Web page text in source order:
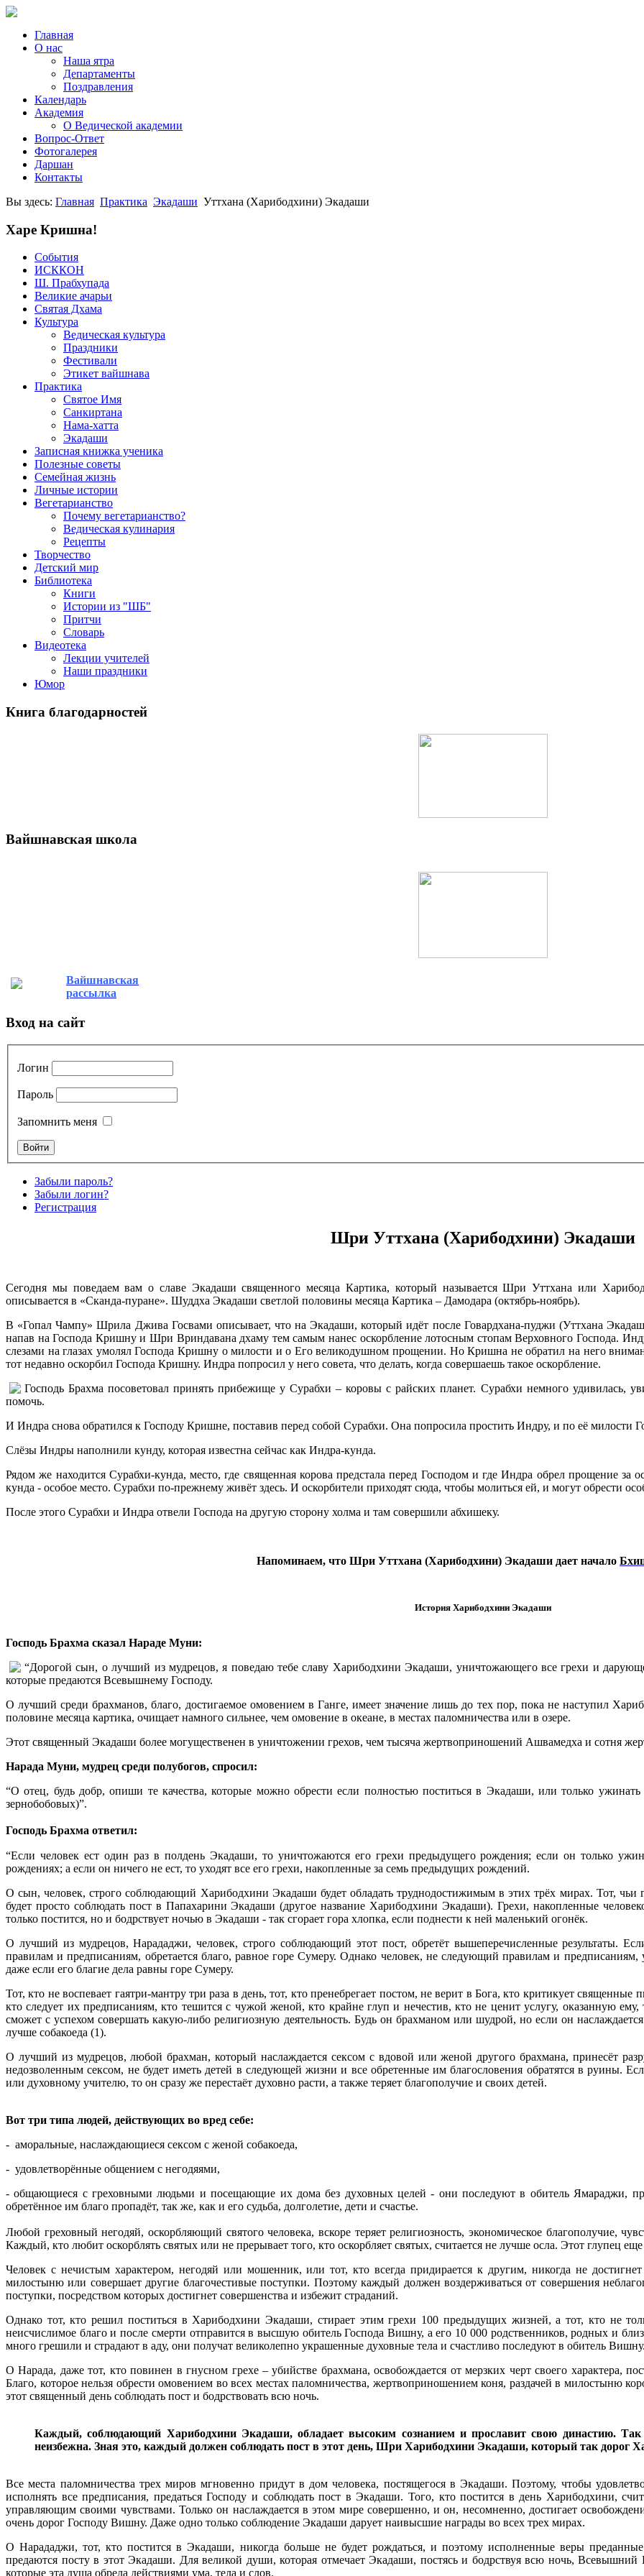
Главная
О нас
Наша ятра
Департаменты
Поздравления
Календарь
Академия
О Ведической академии
Вопрос-Ответ
Фотогалерея
Даршан
Контакты
Вы здесь: Главная Практика Экадаши Уттхана (Харибодхини) Экадаши
Харе Кришна!
События
ИСККОН
Ш. Прабхупада
Великие ачарьи
Святая Дхама
Культура
Ведическая культура
Праздники
Фестивали
Этикет вайшнава
Практика
Святое Имя
Санкиртана
Нама-хатта
Экадаши
Записная книжка ученика
Полезные советы
Семейная жизнь
Личные истории
Вегетарианство
Почему вегетарианство?
Ведическая кулинария
Рецепты
Творчество
Детский мир
Библиотека
Книги
Истории из "ШБ"
Притчи
Словарь
Видеотека
Лекции учителей
Наши праздники
Юмор
Книга благодарностей
Вайшнавская школа
Вайшнавская
рассылка
Вход на сайт
Логин
Пароль
Запомнить меня
Забыли пароль?
Забыли логин?
Регистрация
Шри Уттхана (Харибодхини) Экадаши
Cегодня мы поведаем вам о славе Экадаши священного месяца Картика, который называется Шри Уттхана или
описывается в «Сканда-пуране». Шуддха Экадаши светлой половины месяца Картика – Дамодара (октябрь-ноябрь).
В «Гопал Чампу» Шрила Джива Госвами описывает, что на Экадаши, который идёт после Говардхана-пуджи (Уттхана
напав на Господа Кришну и Шри Вриндавана дхаму тем самым нанес оскорбление лотосным стопам Верховного Господа.
слезами на глазах умолял Господа Кришну о милости и о Его великодушном прощении. Но Кришна не обратил на него
тот недавно оскорбил Господа Кришну. Индра попросил у него совета, что делать, когда совершаешь такое оскорбление.
Господь Брахма посоветовал принять прибежище у Сурабхи – коровы с райских планет. Сурабхи немного удивилась,
помочь.
И Индра снова обратился к Господу Кришне, поставив перед собой Сурабхи. Она попросила простить Индру, и по её милости
Слёзы Индры наполнили кунду, которая известна сейчас как Индра-кунда.
Рядом же находится Сурабхи-кунда, место, где священная корова предстала перед Господом и где Индра обрел прощение за
кунда - особое место. Сурабхи по-прежнему живёт здесь. И оскорбители приходят сюда, чтобы молиться ей, и могут обрести
После этого Сурабхи и Индра отвели Господа на другую сторону холма и там совершили абхишеку.
Напоминаем, что Шри Уттхана (Харибодхини) Экадаши дает начало
История Харибодхини Экадаши
Господь Брахма сказал Нараде Муни:
“Дорогой сын, о лучший из мудрецов, я поведаю тебе славу Харибодхини Экадаши, уничтожающего все грехи и
которые предаются Всевышнему Господу.
О лучший среди брахманов, благо, достигаемое омовением в Ганге, имеет значение лишь до тех пор, пока не наступил
половине месяца картика, очищает намного сильнее, чем омовение в океане, в местах паломничества или в озере.
Этот священный Экадаши более могущественен в уничтожении грехов, чем тысяча жертвоприношений Ашвамедха и сотня
Нарада Муни, мудрец среди полубогов, спросил:
“О отец, будь добр, опиши те качества, которые можно обрести если полностью поститься в Экадаши, или только ужинать
зернобобовых)”.
Господь Брахма ответил:
“Если человек ест один раз в полдень Экадаши, то уничтожаются его грехи предыдущего рождения; если он только
рождениях; а если он ничего не ест, то уходят все его грехи, накопленные за семь предыдущих рождений.
О сын, человек, строго соблюдающий Харибодхини Экадаши будет обладать труднодостижимым в этих трёх мирах. Тот, чьи
будет просто соблюдать пост в Папахарини Экадаши (другое название Харибодхини Экадаши). Грехи, накопленные
только постится, но и бодрствует ночью в Экадаши - так сгорает гора хлопка, если поднести к ней маленький огонёк.
О лучший из мудрецов, Нарададжи, человек, строго соблюдающий этот пост, обретёт вышеперечисленные результаты.
правилам и предписаниям, обретается благо, равное горе Сумеру. Однако человек, не следующий правилам и
даже если его благие дела равны горе Сумеру.
Тот, кто не воспевает гаятри-мантру три раза в день, тот, кто пренебрегает постом, не верит в Бога, кто критикует
кто следует их предписаниям, кто тешится с чужой женой, кто крайне глуп и нечестив, кто не ценит услугу, оказанную
сможет с успехом совершать какую-либо религиозную деятельность. Будь он брахманом или шудрой, но если он
лучше собакоеда (1).
О лучший из мудрецов, любой брахман, который наслаждается сексом с вдовой или женой другого брахмана, принесёт
недозволенным сексом, не будет иметь детей в следующей жизни и все обретенные им благословения обратятся в руины.
или духовному учителю, то он сразу же перестаёт духовно расти, а также теряет благополучие и своих детей.
Вот три типа людей, действующих во вред себе:
- аморальные, наслаждающиеся сексом с женой собакоеда,
- удовлетворённые общением с негодяями,
- общающиеся с греховными людьми и посещающие их дома без духовных целей - они последуют в обитель Ямараджи,
обретённое им благо пропадёт, так же, как и его судьба, долголетие, дети и счастье.
Любой греховный негодяй, оскорбляющий святого человека, вскоре теряет религиозность, экономическое благополучие,
Каждый, кто любит оскорблять святых или не прерывает того, кто оскорбляет святых, считается не лучше осла. Этот глупец
Человек с нечистым характером, негодяй или мошенник, или тот, кто всегда придирается к другим, никогда не
милостыню или совершает другие благочестивые поступки. Поэтому каждый должен воздерживаться от совершения
поступки, посредством которых достигнет совершенства и избежит страданий.
Однако тот, кто решил поститься в Харибодхини Экадаши, стирает этим грехи 100 предыдущих жизней, а тот, кто не
неисчислимое благо и после смерти отправится в высшую обитель Господа Вишну, а его 10 000 родственников, родных и
много грешили и страдают в аду, они получат великолепно украшенные духовные тела и счастливо последуют в обитель Вишну.
О Нарада, даже тот, кто повинен в гнусном грехе – убийстве брахмана, освобождается от мерзких черт своего характера,
Благо, которое нельзя обрести омовением во всех местах паломничества, жертвоприношением коня, раздачей в милостыню
этот священный день соблюдать пост и бодрствовать всю ночь.
Каждый, соблюдающий Харибодхини Экадаши, обладает высоким сознанием и прославит свою династию.
неизбежна. Зная это, каждый должен соблюдать пост в этот день, Шри Харибодхини Экадаши, который так дорог
Все места паломничества трех миров мгновенно придут в дом человека, постящегося в Экадаши. Поэтому, чтобы
исполнять все предписания, предаться Господу и соблюдать пост в Экадаши. Того, кто постится в день Харибодхини,
управляющим своими чувствами. Только он наслаждается в этом мире совершенно, и он, несомненно, достигает
очень дорог Господу Вишну. Даже одно только соблюдение Экадаши дарует наивысшие награды во всех трех мирах.
О Нарададжи, тот, кто постится в Экадаши, никогда больше не будет рождаться, и поэтому исполненные веры
предаются посту в этот Экадаши. Для великой души, которая отмечает Экадаши, постясь и бодрствуя всю ночь,
которые эта душа обрела действиями ума, тела и слов.